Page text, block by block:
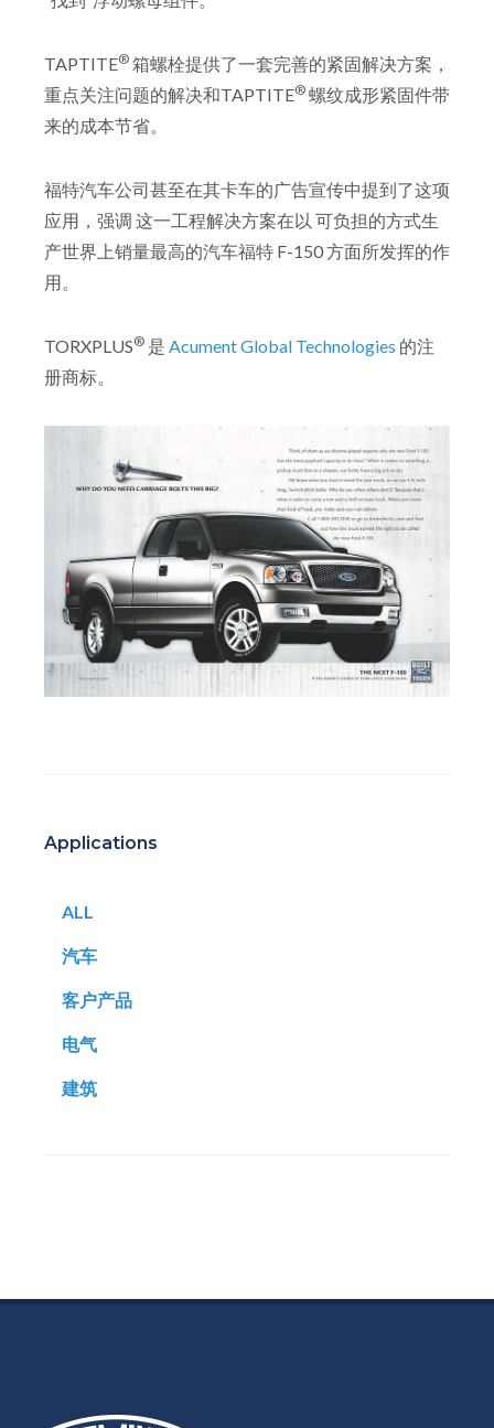
TAPTITE® 箱螺栓提供了一套完善的紧固解决方案，
重点关注问题的解决和TAPTITE® 螺纹成形紧固件带
来的成本节省。
福特汽车公司甚至在其卡车的广告宣传中提到了这项
应用，强调 这一工程解决方案在以 可负担的方式生
产世界上销量最高的汽车福特 F-150 方面所发挥的作
用。
TORXPLUS® 是 Acument Global Technologies 的注
册商标。
Applications
ALL
汽车
客户产品
电气
建筑